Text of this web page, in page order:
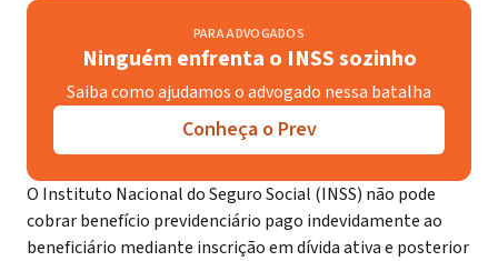
PARA ADVOGADOS
Ninguém enfrenta o INSS sozinho
Saiba como ajudamos o advogado nessa batalha
Conheça o Prev
O Instituto Nacional do Seguro Social (INSS) não pode
cobrar benefício previdenciário pago indevidamente ao
beneficiário mediante inscrição em dívida ativa e posterior